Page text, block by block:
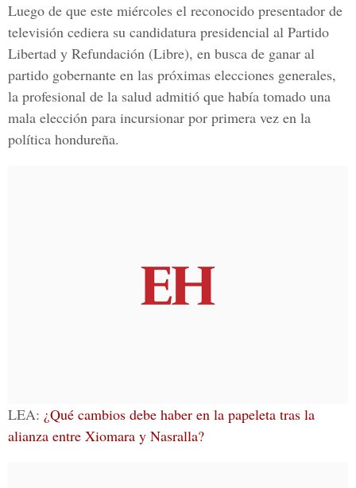
Luego de que este miércoles el reconocido presentador de
televisión cediera su candidatura presidencial al Partido
Libertad y Refundación (Libre), en busca de ganar al
partido gobernante en las próximas elecciones generales,
la profesional de la salud admitió que había tomado una
mala elección para incursionar por primera vez en la
política hondureña.
LEA: ¿Qué cambios debe haber en la papeleta tras la
alianza entre Xiomara y Nasralla?